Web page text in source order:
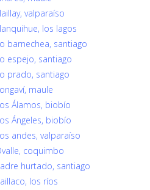
valparaíso
los lagos
barnechea, santiago
espejo, santiago
prado, santiago
maule
Álamos, biobío
Ángeles, biobío
andes, valparaíso
coquimbo
hurtado, santiago
los ríos